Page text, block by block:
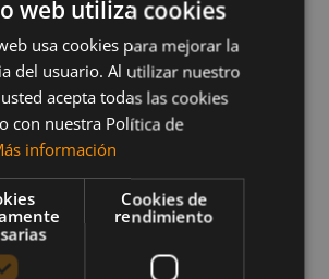
casos es
una
correr para
running?
web utiliza cookies
usa cookies para mejorar la
del usuario. Al utilizar nuestro
acepta todas las cookies
con nuestra Política de
información
Cookies de
rendimiento